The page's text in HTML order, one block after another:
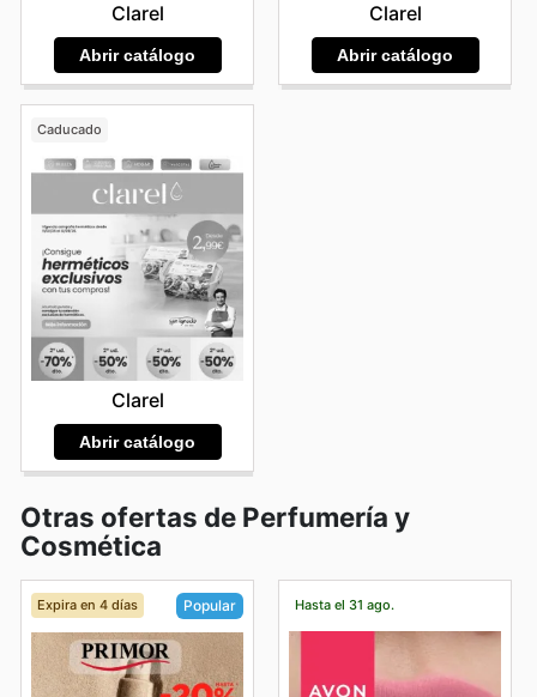
Clarel
Abrir catálogo
Clarel
Abrir catálogo
Caducado
Clarel
Abrir catálogo
Otras ofertas de Perfumería y
Cosmética
Expira en 4 días Popular Hasta el 31 ago.